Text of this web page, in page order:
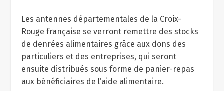
Les antennes départementales de la Croix-
Rouge française se verront remettre des stocks
de denrées alimentaires grâce aux dons des
particuliers et des entreprises, qui seront
ensuite distribués sous forme de panier-repas
aux bénéficiaires de l’aide alimentaire.